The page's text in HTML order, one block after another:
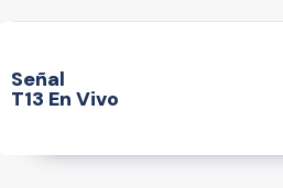
Señal
T13 En Vivo